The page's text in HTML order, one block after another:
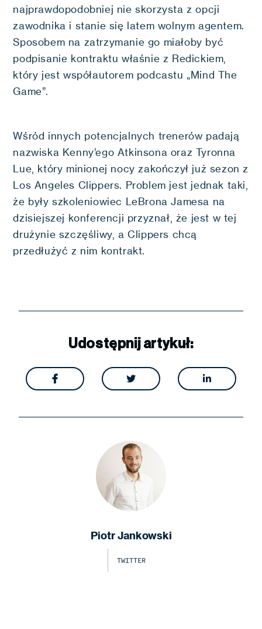
najprawdopodobniej nie skorzysta z opcji
zawodnika i stanie się latem wolnym agentem.
Sposobem na zatrzymanie go miałoby być
podpisanie kontraktu właśnie z Redickiem,
który jest współautorem podcastu „Mind The
Game”.
Wśród innych potencjalnych trenerów padają
nazwiska Kenny’ego Atkinsona oraz Tyronna
Lue, który minionej nocy zakończył już sezon z
Los Angeles Clippers. Problem jest jednak taki,
że były szkoleniowiec LeBrona Jamesa na
dzisiejszej konferencji przyznał, że jest w tej
drużynie szczęśliwy, a Clippers chcą
przedłużyć z nim kontrakt.
Udostępnij artykuł:
  
Piotr Jankowski
TWITTER